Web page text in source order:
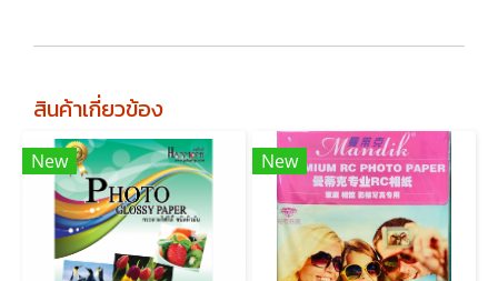
สินค้าเกี่ยวข้อง
New New